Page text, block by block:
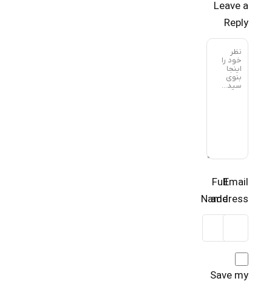
Leave a
Reply
Full
Name
Email
address
Save my